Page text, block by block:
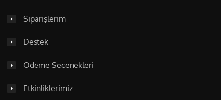
Siparişlerim
Destek
Ödeme Seçenekleri
Etkinliklerimiz